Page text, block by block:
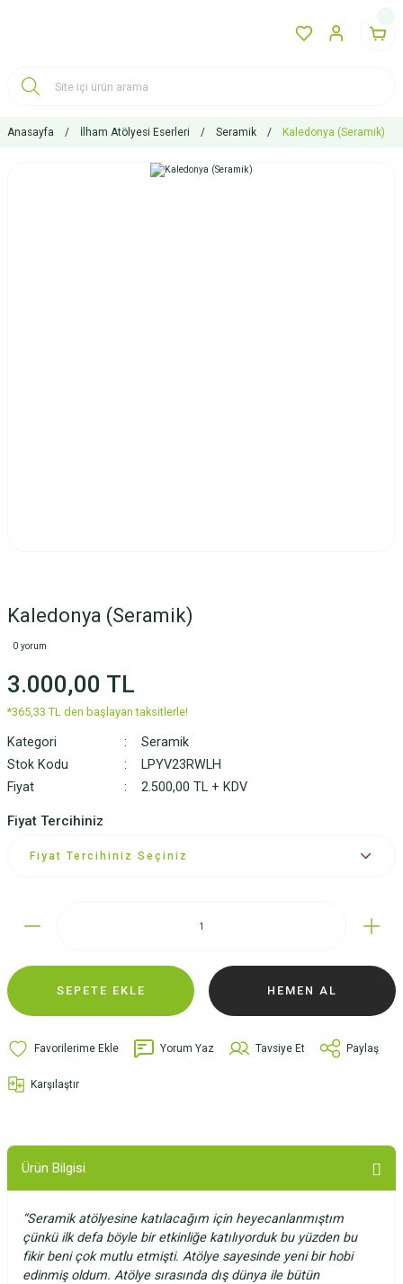
Anasayfa İlham Atölyesi Eserleri Seramik Kaledonya (Seramik)
Kaledonya (Seramik)
0 yorum
3.000,00 TL
*365,33 TL den başlayan taksitlerle!
Kategori
Seramik
Stok Kodu
LPYV23RWLH
Fiyat
2.500,00 TL + KDV
Fiyat Tercihiniz
SEPETE EKLE HEMEN AL
Yorum Yaz Tavsiye Et Paylaş
Karşılaştır
Ürün Bilgisi
“Seramik atölyesine katılacağım için heyecanlanmıştım
çünkü ilk defa böyle bir etkinliğe katılıyorduk bu yüzden bu
fikir beni çok mutlu etmişti. Atölye sayesinde yeni bir hobi
edinmiş oldum. Atölye sırasında dış dünya ile bütün